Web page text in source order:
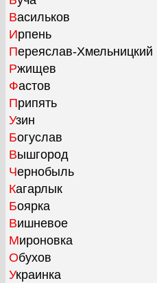
Васильков
Ирпень
Переяслав-Хмельницкий
Ржищев
Фастов
Припять
Узин
Богуслав
Вышгород
Чернобыль
Кагарлык
Боярка
Вишневое
Мироновка
Обухов
Украинка